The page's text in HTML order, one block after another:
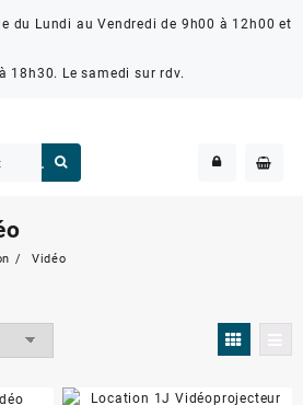
du Lundi au Vendredi de 9h00 à 12h00 et
18h30. Le samedi sur rdv.
Vidéo